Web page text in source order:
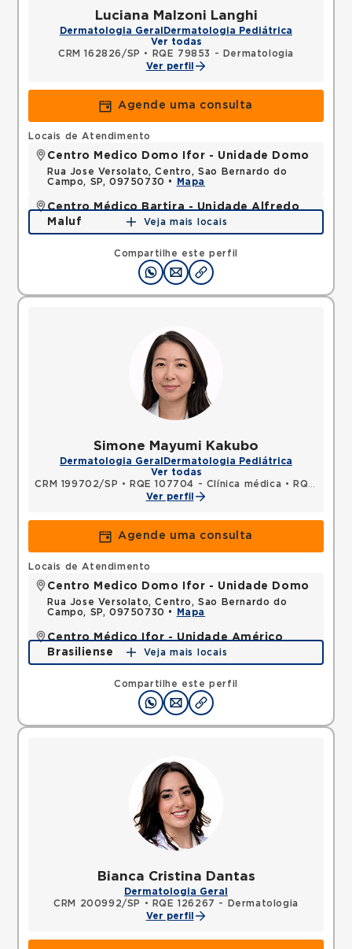
Luciana Malzoni Langhi
Dermatologia Geral Dermatologia Pediátrica
Ver todas
CRM 162826/SP •
RQE 79853 - Dermatologia
Ver perfil
Agende uma consulta
Compartilhe este perfil
Locais de Atendimento
Centro Medico Domo Ifor - Unidade Domo
Rua Jose Versolato, Centro, Sao Bernardo do
Campo, SP, 09750730 •
Mapa
Centro Médico Bartira - Unidade Alfredo
Maluf
Avenida Alfredo Maluf, Jardim Santo Antonio,
Santo Andre, SP, 09240410 •
Mapa
Veja mais locais
Simone Mayumi Kakubo
Dermatologia Geral Dermatologia Pediátrica
Ver todas
CRM 199702/SP • RQE 107704 - Clínica médica •
RQE 141509 - Dermatologia
Ver perfil
Agende uma consulta
Compartilhe este perfil
Locais de Atendimento
Centro Medico Domo Ifor - Unidade Domo
Rua Jose Versolato, Centro, Sao Bernardo do
Campo, SP, 09750730 •
Mapa
Centro Médico Ifor - Unidade Américo
Brasiliense
Rua Americo Brasiliense, Centro, Sao Bernardo do
Campo, SP, 09715021 •
Mapa
Veja mais locais
Bianca Cristina Dantas
Dermatologia Geral
CRM 200992/SP
•
RQE 126267 - Dermatologia
Ver perfil